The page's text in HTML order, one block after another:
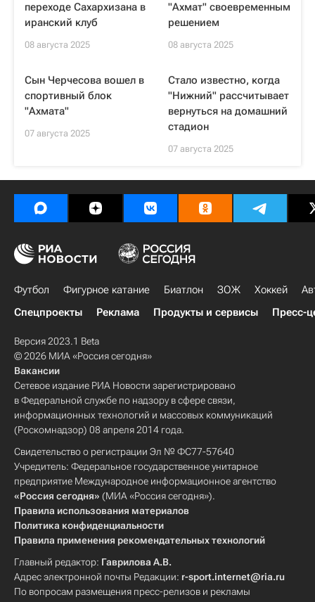
переходе Сахархизана в
иранский клуб
08 августа 2025
"Ахмат" своевременным
решением
08 августа 2025
Сын Черчесова вошел в
спортивный блок
"Ахмата"
07 августа 2025
Стало известно, когда
"Нижний" рассчитывает
вернуться на домашний
стадион
07 августа 2025
Футбол Фигурное катание Биатлон ЗОЖ Хоккей
Спецпроекты
Реклама Продукты и сервисы Пресс-
Версия 2023.1 Beta
© 2026 МИА «Россия сегодня»
Вакансии
Сетевое издание РИА Новости зарегистрировано
в Федеральной службе по надзору в сфере связи,
информационных технологий и массовых коммуникаций
(Роскомнадзор) 08 апреля 2014 года.
Свидетельство о регистрации Эл № ФС77-57640
Учредитель: Федеральное государственное унитарное
предприятие Международное информационное агентство
«Россия сегодня» (МИА «Россия сегодня»).
Правила использования материалов
Политика конфиденциальности
Правила применения рекомендательных технологий
Главный редактор: Гаврилова А.В.
Адрес электронной почты Редакции: r-sport.internet@ria.ru
По вопросам размещения пресс-релизов и рекламы